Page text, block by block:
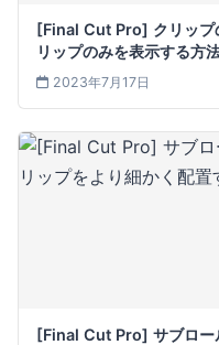
[Final Cut Pro] クリップ
リップのみを表示する方
2023年7月17日
[Final Cut Pro] サブロー